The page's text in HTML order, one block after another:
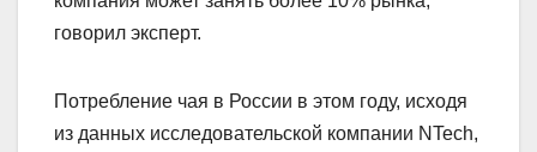
говорил эксперт.
Потребление чая в России в этом году, исходя
из данных исследовательской компании NTech,